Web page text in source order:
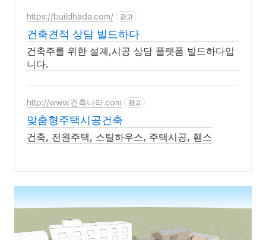
https://buildhada.com/ 광고
건축견적 상담 빌드하다
건축주를 위한 설계,시공 상담 플랫폼 빌드하다입
니다.
http://www.건축나라.com 광고
맞춤형주택시공건축
건축, 전원주택, 스틸하우스, 주택시공, 휀스